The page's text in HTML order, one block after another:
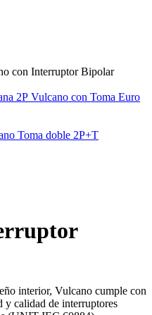
con Interruptor Bipolar
Vulcano con Toma Euro
Toma doble 2P+T
interior, Vulcano cumple con
y calidad de interruptores